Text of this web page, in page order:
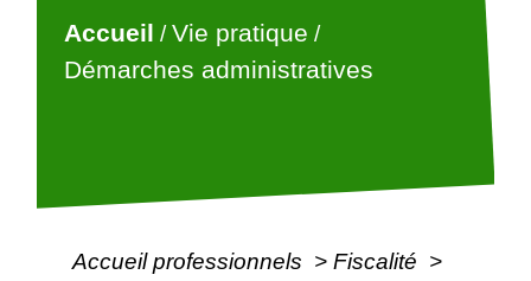
Accueil /Vie pratique /
Démarches administratives
Accueil professionnels > Fiscalité >